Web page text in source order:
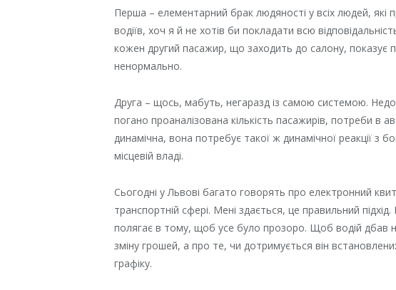
Перша – елементарний брак людяності у всіх людей, які
водіїв, хоч я й не хотів би покладати всю
кожен другий пасажир, що заходить до салону, показує
ненормально.
Друга – щось, мабуть, негаразд із самою системою.
погано проаналізована кількість пасажирів, потреби в
динамічна, вона потребує такої ж динамічної реакції з
місцевій владі.
Сьогодні у Львові багато говорять про електронний
транспортній сфері. Мені здається, це правильний підхід.
полягає в тому, щоб усе було прозоро. Щоб водій дбав
зміну грошей, а про те, чи дотримується він
графіку.